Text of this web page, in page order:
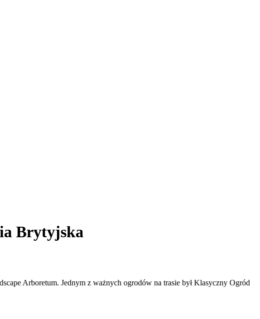
Brytyjska
Arboretum. Jednym z ważnych ogrodów na trasie był Klasyczny Ogród